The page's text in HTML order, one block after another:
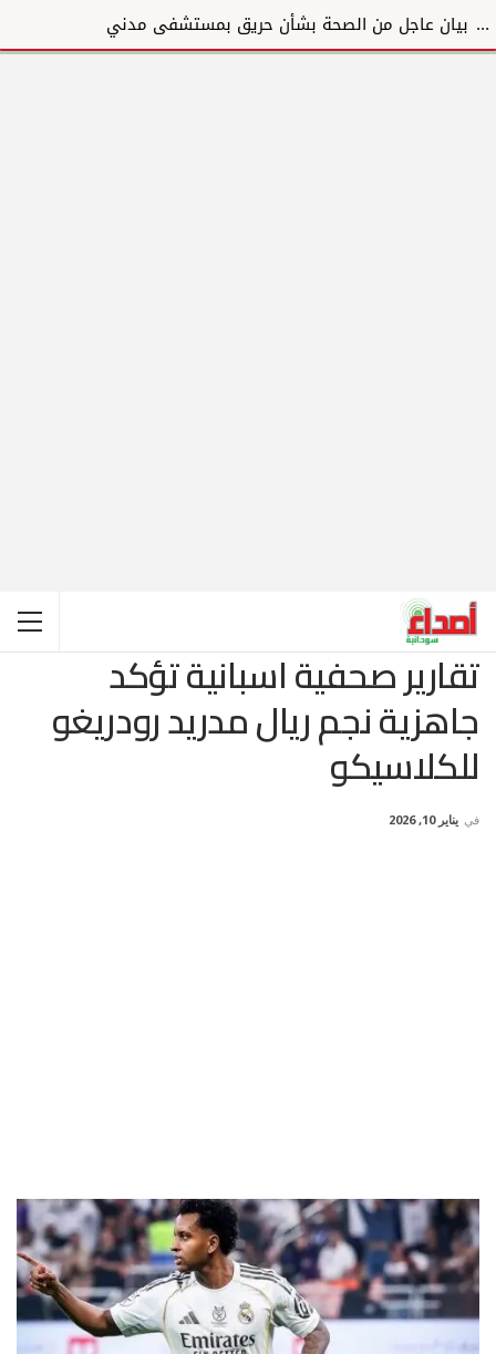
بيان عاجل من الصحة بشأن حريق بمستشفى مدني
تقارير صحفية اسبانية تؤكد
جاهزية نجم ريال مدريد رودريغو
للكلاسيكو
في يناير 10, 2026